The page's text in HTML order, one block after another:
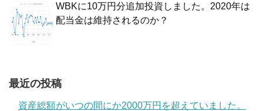
WBKに10万円分追加投資しました。2020年は
配当金は維持されるのか？
最近の投稿
資産総額がいつの間にか2000万円を超えていました。